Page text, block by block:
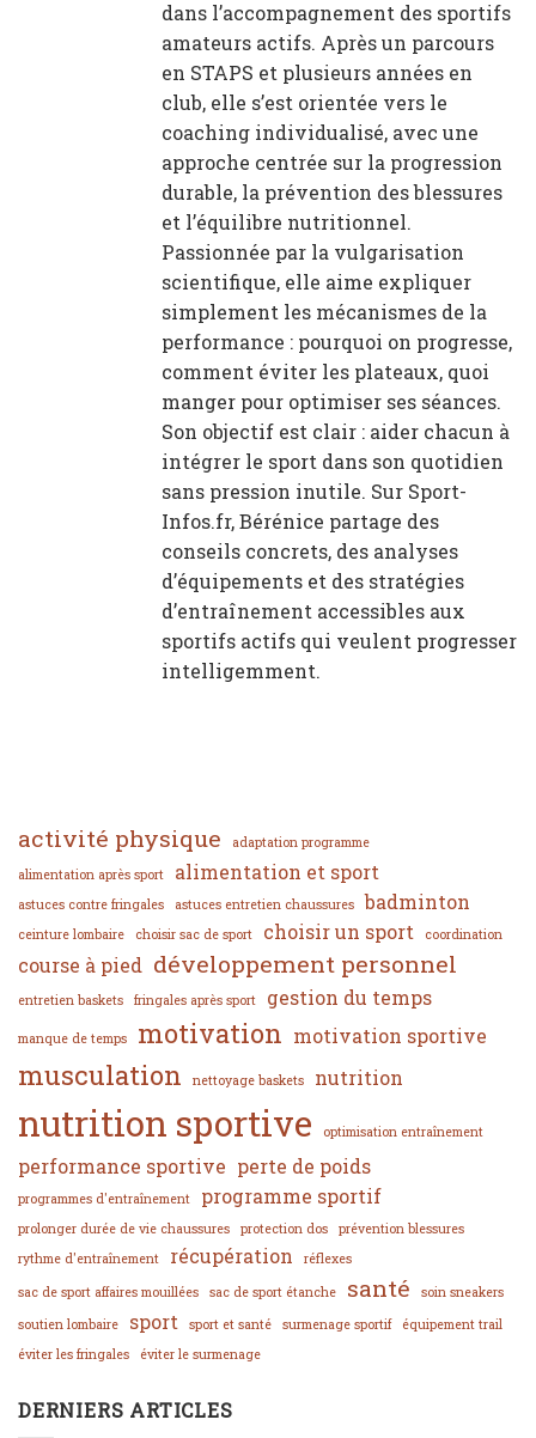
dans l’accompagnement des sportifs
amateurs actifs. Après un parcours
en STAPS et plusieurs années en
club, elle s’est orientée vers le
coaching individualisé, avec une
approche centrée sur la progression
durable, la prévention des blessures
et l’équilibre nutritionnel.
Passionnée par la vulgarisation
scientifique, elle aime expliquer
simplement les mécanismes de la
performance : pourquoi on progresse,
comment éviter les plateaux, quoi
manger pour optimiser ses séances.
Son objectif est clair : aider chacun à
intégrer le sport dans son quotidien
sans pression inutile. Sur Sport-
Infos.fr, Bérénice partage des
conseils concrets, des analyses
d’équipements et des stratégies
d’entraînement accessibles aux
sportifs actifs qui veulent progresser
intelligemment.
activité physique
adaptation programme
alimentation après sport
alimentation et sport
astuces contre fringales astuces entretien chaussures badminton
ceinture lombaire choisir sac de sport choisir un sport coordination
course à pied développement personnel
entretien baskets fringales après sport gestion du temps
manque de temps motivation motivation sportive
musculation nettoyage baskets nutrition
nutrition sportive optimisation entraînement
performance sportive perte de poids
programmes d'entraînement programme sportif
prolonger durée de vie chaussures protection dos
prévention blessures
rythme d'entraînement
récupération
réflexes
sac de sport affaires mouillées
sac de sport étanche santé
soin sneakers
soutien lombaire
sport sport et santé surmenage sportif
équipement trail
éviter les fringales
éviter le surmenage
DERNIERS ARTICLES